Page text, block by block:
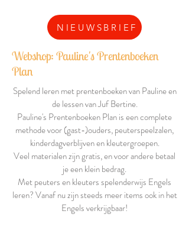
NIEUWSBRIEF
Webshop: Pauline's Prentenboeken
Plan
Spelend leren met prentenboeken van Pauline en
de lessen van Juf Bertine.
Pauline's Prentenboeken Plan is een complete
methode voor (gast-)ouders, peuterspeelzalen,
kinderdagverblijven en kleutergroepen.
Veel materialen zijn gratis, en voor andere betaal
je een klein bedrag.
Met peuters en kleuters spelenderwijs Engels
leren? Vanaf nu zijn steeds meer items ook in het
Engels verkrijgbaar!